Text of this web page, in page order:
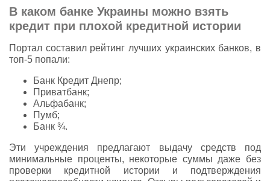
В каком банке Украины можно взять
кредит при плохой кредитной истории
Портал составил рейтинг лучших украинских банков, в
топ-5 попали:
Банк Кредит Днепр;
Приватбанк;
Альфабанк;
Пумб;
Банк ¾.
Эти учреждения предлагают выдачу средств под
минимальные проценты, некоторые суммы даже без
проверки кредитной истории и подтверждения